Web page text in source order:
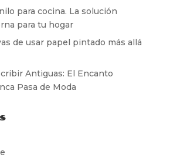
para cocina. La solución
para tu hogar
de usar papel pintado más allá
Antiguas: El Encanto
Pasa de Moda